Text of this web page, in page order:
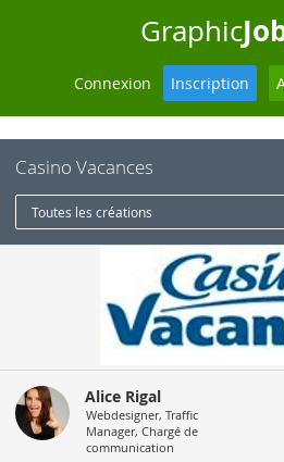
Graphic
Connexion Inscription
Casino Vacances
Toutes les créations
Alice Rigal
Webdesigner, Traffic
Manager, Chargé de
communication